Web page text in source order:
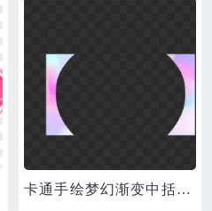
卡通手绘梦幻渐变中括号素材